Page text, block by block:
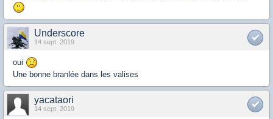
Underscore
14 sept. 2019
oui
Une bonne branlée dans les valises
yacataori
14 sept. 2019